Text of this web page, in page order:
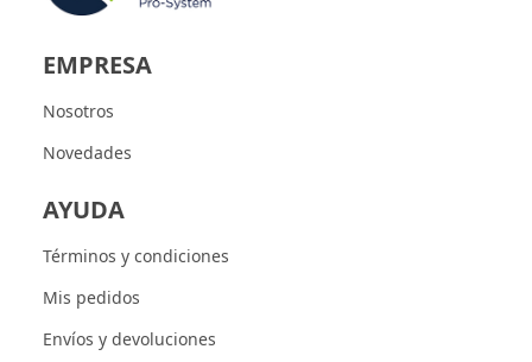
EMPRESA
Nosotros
Novedades
AYUDA
Términos y condiciones
Mis pedidos
Envíos y devoluciones